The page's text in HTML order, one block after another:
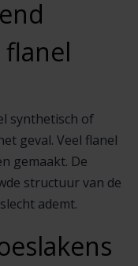
synthetisch of
geval. Veel flanel
gemaakt. De
structuur van de
ademt.